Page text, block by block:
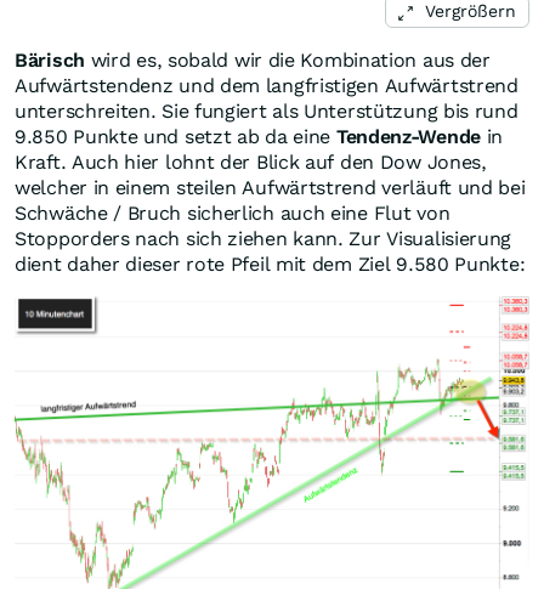
Vergrößern
Bärisch wird es, sobald wir die Kombination aus der
Aufwärtstendenz und dem langfristigen Aufwärtstrend
unterschreiten. Sie fungiert als Unterstützung bis rund
9.850 Punkte und setzt ab da eine Tendenz-Wendein
Kraft. Auch hier lohnt der Blick auf den Dow Jones,
welcher in einem steilen Aufwärtstrend verläuft und bei
Schwäche / Bruch sicherlich auch eine Flut von
Stopporders nach sich ziehen kann. Zur Visualisierung
dient daher dieser rote Pfeil mit dem Ziel 9.580 Punkte: